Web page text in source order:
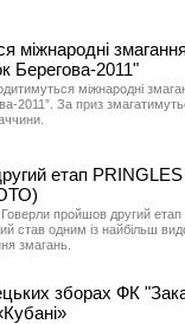
міжнародні
Берегова-2011"
міжнародні
2011”. За приз
етап
пройшов другий
став одним із найбільш
змагань.
зборах ФК